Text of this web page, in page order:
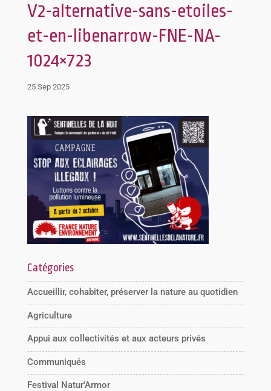
V2-alternative-sans-etoiles-
et-en-libenarrow-FNE-NA-
1024×723
25 Sep 2025
Catégories
Accueillir, cohabiter, préserver la nature au quotidien
Agriculture
Appui aux collectivités et aux acteurs privés
Communiqués
Festival Natur'Armor